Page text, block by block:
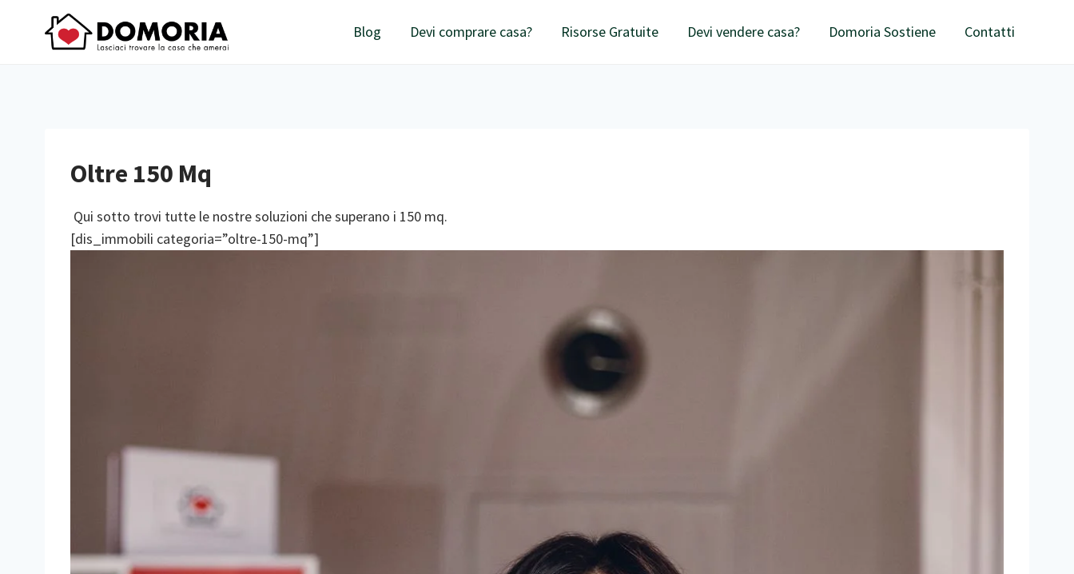
contenuto
Blog Devi comprare casa? Risorse Gratuite Devi vendere casa? Domoria Sostiene Contatti
Oltre 150 Mq
Qui sotto trovi tutte le nostre soluzioni che superano i 150 mq.
[dis_immobili categoria=”oltre-150-mq”]